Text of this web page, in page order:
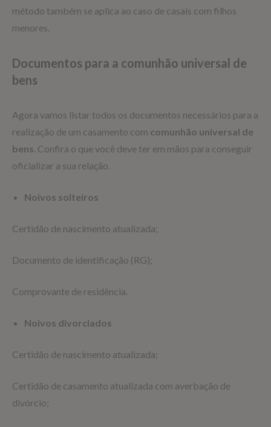
método também se aplica ao caso de casais com filhos
menores.
Documentos para a comunhão universal de
bens
Agora vamos listar todos os documentos necessários para a
realização de um casamento com comunhão universal de
bens . Confira o que você deve ter em mãos para conseguir
oficializar a sua relação.
Noivos solteiros
Certidão de nascimento atualizada;
Documento de identificação (RG);
Comprovante de residência.
Noivos divorciados
Certidão de nascimento atualizada;
Certidão de casamento atualizada com averbação de
divórcio;